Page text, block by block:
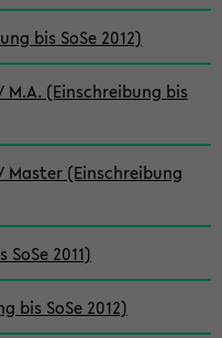
bis SoSe 2012)
(Einschreibung bis
(Einschreibung
2011)
bis SoSe 2012)